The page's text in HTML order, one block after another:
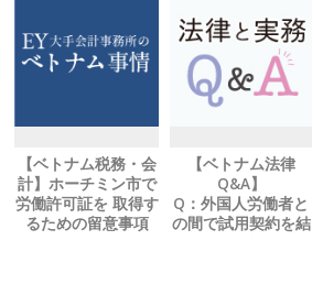
【ベトナム税務・会
計】ホーチミン市で
労働許可証を 取得す
るための留意事項
【ベトナム法律
Q&A】
Q：外国人労働者と
の間で試用契約を結